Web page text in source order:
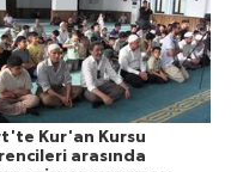
Kur'an Kursu
arasında